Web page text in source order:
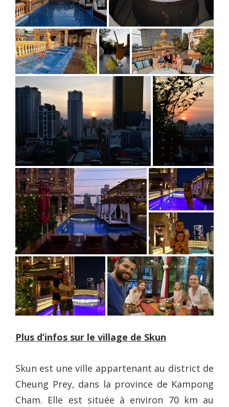
Plus d’infos sur le village de Skun
Skun est une ville appartenant au district de
Cheung Prey, dans la province de Kampong
Cham. Elle est située à environ 70 km au